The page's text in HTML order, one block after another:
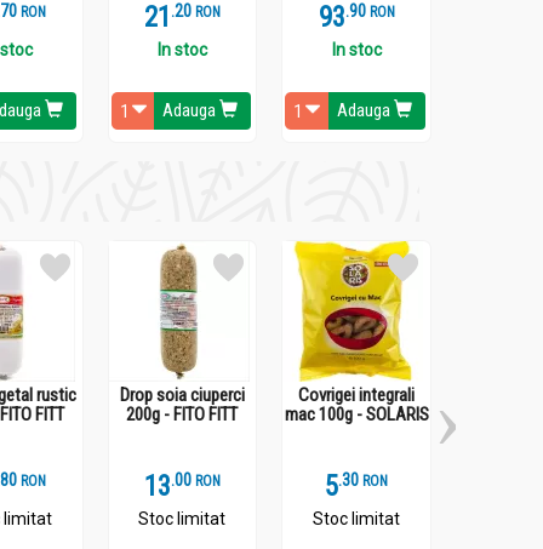
7 RON
stoc
21 .2 RON
In stoc
Adauga
93.9 RON
In stoc
Adauga
rustic
FITT
8 RON
limitat
Drop soia ciuperci
200g - FITO FITT
13.0 RON
Stoc limitat
Covrigei integrali
mac 100g - SOLARIS
5.3 RON
Stoc limitat